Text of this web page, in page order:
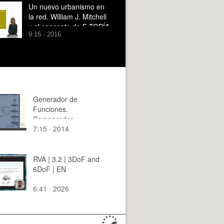
Un nuevo urbanismo en
la red. William J. Mitchell
y el concepto de E-TOPÍA
9:16 · 2016
Generador de
Funciones.
Comparador
7:15 · 2014
RVA | 3.2 | 3DoF and
6DoF | EN
6:41 · 2026